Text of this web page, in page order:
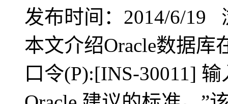
发布时间：2014/6/19
本文介绍Oracle数据库
口令(P):[INS-30011]